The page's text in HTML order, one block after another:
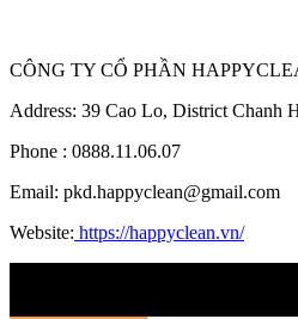
CÔNG TY CỔ PHẦN
Address: 39 Cao Lo, District Chanh
Phone : 0888.11.06.07
Email: pkd.happyclean@gmail.com
Website: https://happyclean.vn/